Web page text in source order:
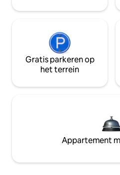
Gratis parkeren op
het terrein
Appartement